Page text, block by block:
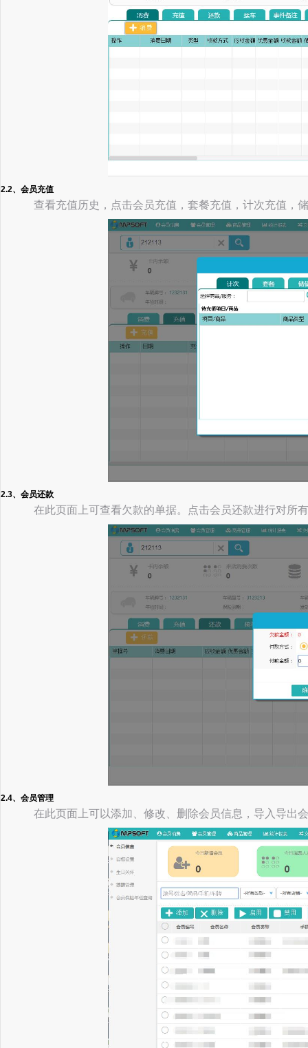
2.2、会员充值
查看充值历史，点击会员充值，套餐充值，计次充值，
2.3、会员还款
在此页面上可查看欠款的单据。点击会员还款进行对所
2.4、会员管理
在此页面上可以添加、修改、删除会员信息，导入导出